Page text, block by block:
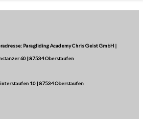
Paragliding Academy Chris Geist GmbH |
60 | 87534 Oberstaufen
10 | 87534 Oberstaufen